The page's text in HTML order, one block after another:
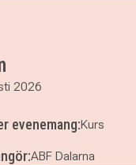
2026
evenemang:Kurs
ABF Dalarna